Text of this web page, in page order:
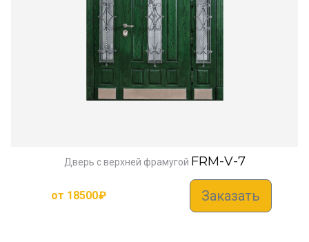
Дверь с верхней фрамугой FRM-V-7
от 18500₽ Заказать